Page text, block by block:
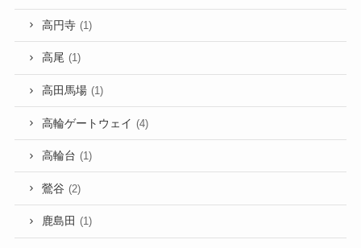
高円寺 (1)
高尾 (1)
高田馬場 (1)
高輪ゲートウェイ (4)
高輪台 (1)
鶯谷 (2)
鹿島田 (1)